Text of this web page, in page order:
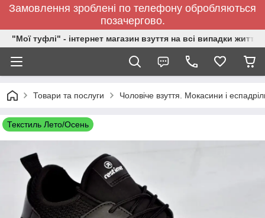
Замовлення зроблені по телефону обробляються
позачергово.
"Мої туфлі" - інтернет магазин взуття на всі випадки життя.
Товари та послуги Чоловіче взуття. Мокасини і
Текстиль Лето/Осень